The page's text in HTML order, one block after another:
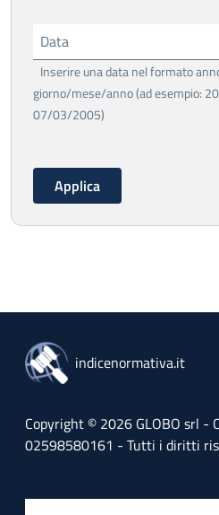
Data
Inserire una data nel formato
giorno/mese/anno (ad esempio:
07/03/2005)
indicenormativa.it
Copyright © 2026 GLOBO srl -
02598580161 - Tutti i diritti